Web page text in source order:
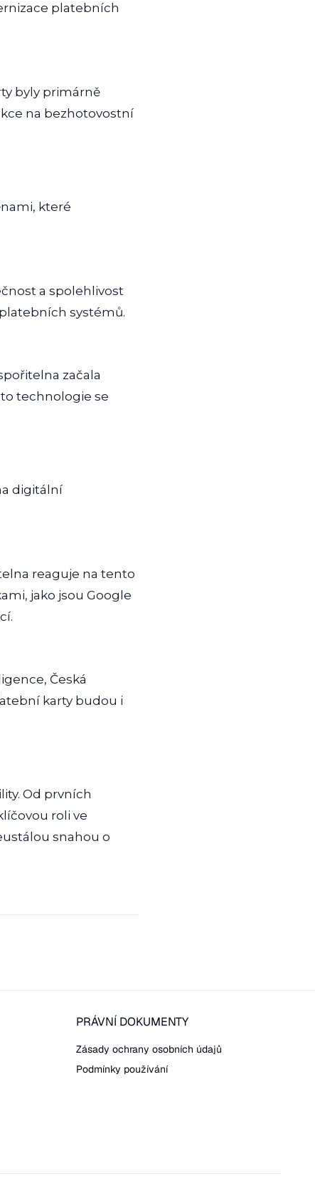
platebních
byly primárně
na bezhotovostní
které
a spolehlivost
systémů.
začala
technologie se
digitální
reaguje na tento
jako jsou Google
Česká
karty budou i
Od prvních
roli ve
snahou o
PRÁVNÍ DOKUMENTY
Zásady ochrany osobních údajů
Podmínky používání